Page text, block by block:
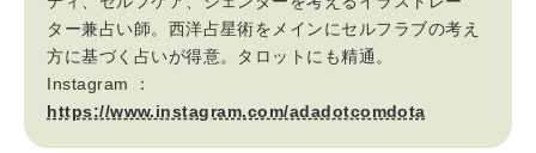
2026年8月号『お茶の時間です。』
2026年7月号「鎌倉 ローカルが 教えてくれた 本当の歩き方。」
MAGAZINE MOOK
ター兼占い師。西洋占星術をメインにセルフラブの考え
方に基づく占いが得意。タロットにも精通。
Instagram ：
https://www.instagram.com/adadotcomdota